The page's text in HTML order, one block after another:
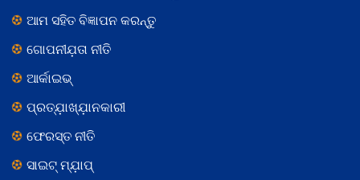
ଆମ ସହିତ ବିଜ୍ଞାପନ କରନ୍ତୁ
ଗୋପନୀଯ଼ତା ନୀତି
ଆର୍କାଇଭ୍
ପ୍ରତ୍ଯ଼ାଖ୍ଯ଼ାନକାରୀ
ଫେରସ୍ତ ନୀତି
ସାଇଟ୍ ମ୍ଯ଼ାପ୍